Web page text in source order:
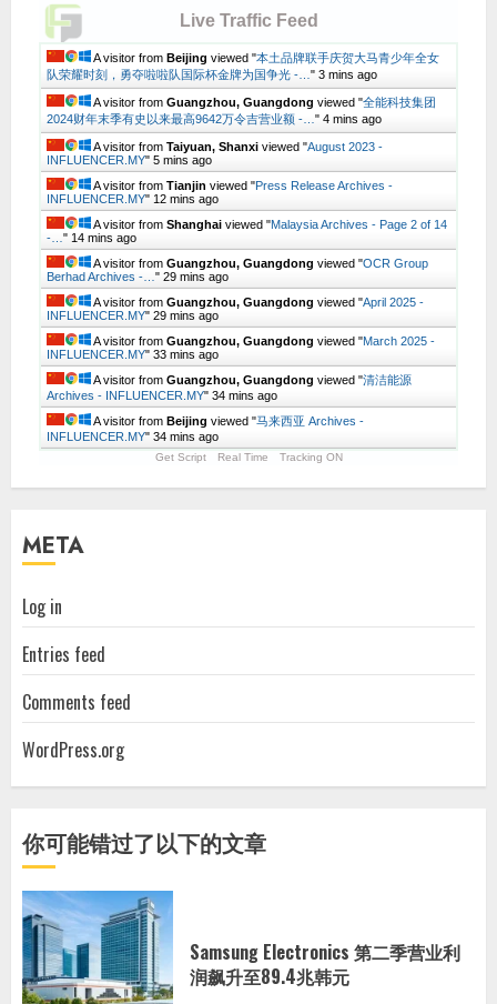
Live Traffic Feed
A visitor from Beijing viewed "本土品牌联手庆贺大马青少年全女
队荣耀时刻，勇夺啦啦队国际杯金牌为国争光 -… " 3 mins ago
A visitor from Guangzhou, Guangdong viewed "全能科技集团
2024财年末季有史以来最高9642万令吉营业额 -… " 4 mins ago
A visitor from Taiyuan, Shanxi viewed "August 2023 -
INFLUENCER.MY" 5 mins ago
A visitor from Tianjin viewed "Press Release Archives -
INFLUENCER.MY" 12 mins ago
A visitor from Shanghai viewed "Malaysia Archives - Page 2 of 14
-… " 14 mins ago
A visitor from Guangzhou, Guangdong viewed "OCR Group
Berhad Archives -… " 29 mins ago
A visitor from Guangzhou, Guangdong viewed "April 2025 -
INFLUENCER.MY" 29 mins ago
A visitor from Guangzhou, Guangdong viewed "March 2025 -
INFLUENCER.MY" 33 mins ago
A visitor from Guangzhou, Guangdong viewed "清洁能源
Archives - INFLUENCER.MY" 34 mins ago
A visitor from Beijing viewed "马来西亚 Archives -
INFLUENCER.MY" 34 mins ago
Get Script Real Time Tracking ON
META
Log in
Entries feed
Comments feed
WordPress.org
你可能错过了以下的文章
Samsung Electronics 第二季营业利
润飙升至89.4兆韩元